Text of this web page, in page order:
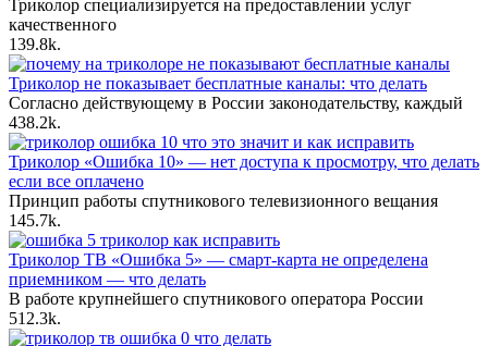
Триколор специализируется на предоставлении услуг
качественного
139.8k.
Триколор не показывает бесплатные каналы: что делать
Согласно действующему в России законодательству, каждый
438.2k.
Триколор «Ошибка 10» — нет доступа к просмотру, что делать
если все оплачено
Принцип работы спутникового телевизионного вещания
145.7k.
Триколор ТВ «Ошибка 5» — смарт-карта не определена
приемником — что делать
В работе крупнейшего спутникового оператора России
512.3k.